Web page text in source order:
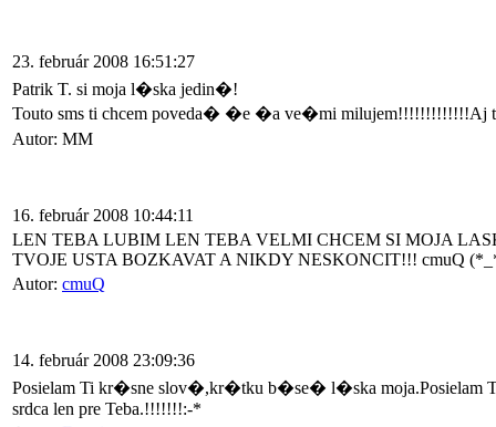
23. február 2008 16:51:27
Patrik T. si moja l�ska jedin�!
Touto sms ti chcem poveda� �e �a ve�mi milujem!!!!!!!!!!!!!Aj ti
Autor: MM
16. február 2008 10:44:11
LEN TEBA LUBIM LEN TEBA VELMI CHCEM SI MOJA
TVOJE USTA BOZKAVAT A NIKDY NESKONCIT!!! cmuQ
Autor: cmuQ
14. február 2008 23:09:36
Posielam Ti kr�sne slov�,kr�tku b�se� l�ska moja.Posielam
srdca len pre Teba.!!!!!!!:-*